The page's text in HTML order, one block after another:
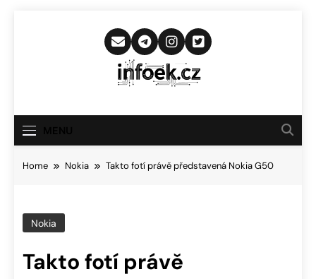
Infoek.cz
Novinkám
Home Nokia Takto fotí právě představená Nokia G50
Nokia
Takto fotí právě